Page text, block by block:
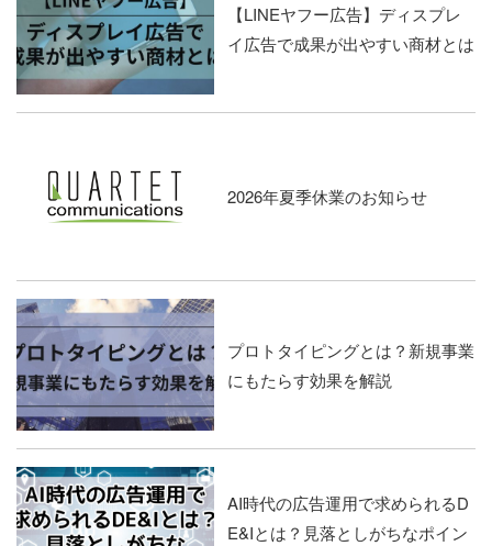
【LINEヤフー広告】ディスプレ
イ広告で成果が出やすい商材とは
2026年夏季休業のお知らせ
プロトタイピングとは？新規事業
にもたらす効果を解説
AI時代の広告運用で求められるD
E&Iとは？見落としがちなポイン